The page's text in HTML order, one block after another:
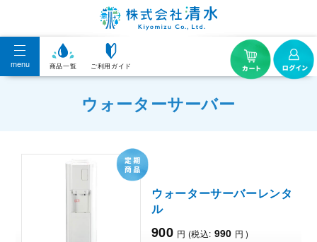
menu 商品一覧 ご利用ガイド
ウォーターサーバー
ウォーターサーバーレンタ
ル
900 円 (税込: 990 円)